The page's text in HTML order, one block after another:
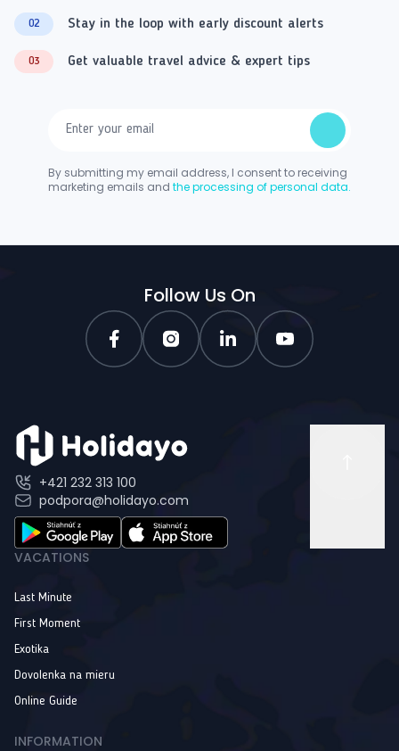
02 Stay in the loop with early discount alerts
03 Get valuable travel advice & expert tips
By submitting my email address, I consent to receiving
marketing emails and the processing of personal data.
Follow Us On
+421 232 313 100
podpora@holidayo.com
VACATIONS
Last Minute
First Moment
Exotika
Dovolenka na mieru
Online Guide
INFORMATION